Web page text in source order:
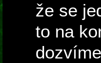
že se
to na